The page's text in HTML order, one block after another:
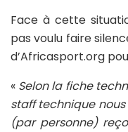
Face à cette
pas voulu faire
d’Africasport.org
« Selon la fiche
staff technique nous
(par personne)